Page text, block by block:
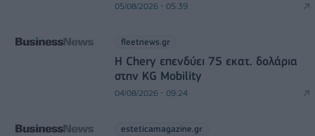
05/08/2026 - 05:39
fleetnews.gr
Η Chery επενδύει 75 εκατ. δολάρια
στην KG Mobility
04/08/2026 - 09:24
esteticamagazine.gr